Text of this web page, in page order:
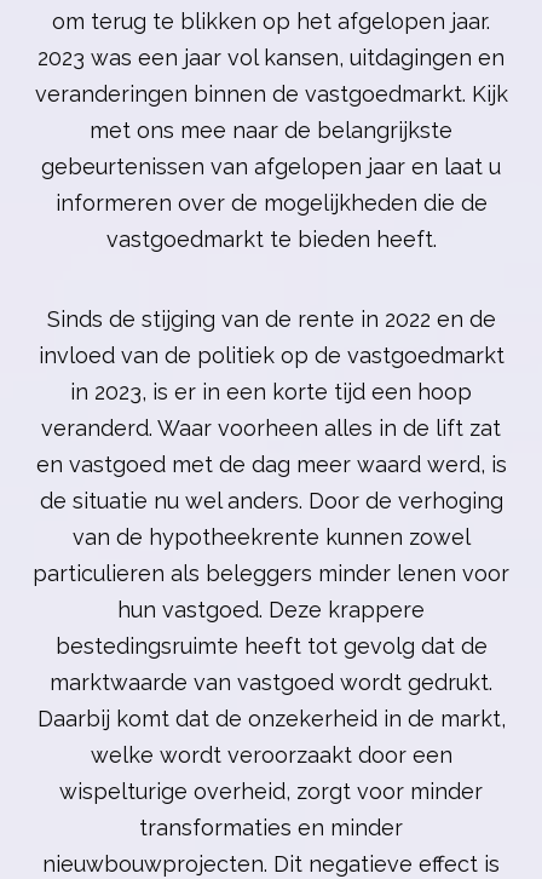
om terug te blikken op het afgelopen jaar.
2023 was een jaar vol kansen, uitdagingen en
veranderingen binnen de vastgoedmarkt. Kijk
met ons mee naar de belangrijkste
gebeurtenissen van afgelopen jaar en laat u
informeren over de mogelijkheden die de
vastgoedmarkt te bieden heeft.
Sinds de stijging van de rente in 2022 en de
invloed van de politiek op de vastgoedmarkt
in 2023, is er in een korte tijd een hoop
veranderd. Waar voorheen alles in de lift zat
en vastgoed met de dag meer waard werd, is
de situatie nu wel anders. Door de verhoging
van de hypotheekrente kunnen zowel
particulieren als beleggers minder lenen voor
hun vastgoed. Deze krappere
bestedingsruimte heeft tot gevolg dat de
marktwaarde van vastgoed wordt gedrukt.
Daarbij komt dat de onzekerheid in de markt,
welke wordt veroorzaakt door een
wispelturige overheid, zorgt voor minder
transformaties en minder
nieuwbouwprojecten. Dit negatieve effect is